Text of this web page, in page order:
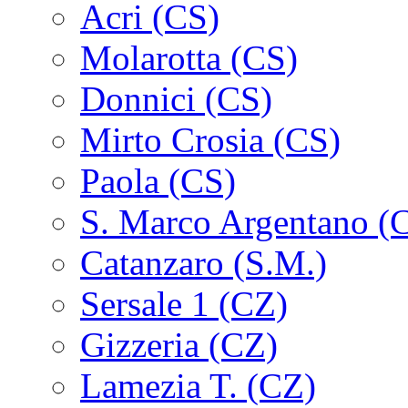
Acri (CS)
Molarotta (CS)
Donnici (CS)
Mirto Crosia (CS)
Paola (CS)
S. Marco Argentano
Catanzaro (S.M.)
Sersale 1 (CZ)
Gizzeria (CZ)
Lamezia T. (CZ)